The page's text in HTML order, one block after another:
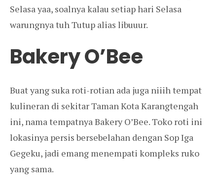
Selasa yaa, soalnya kalau setiap hari Selasa
warungnya tuh Tutup alias libuuur.
Bakery O’Bee
Buat yang suka roti-rotian ada juga niiih tempat
kulineran di sekitar Taman Kota Karangtengah
ini, nama tempatnya Bakery O’Bee. Toko roti ini
lokasinya persis bersebelahan dengan Sop Iga
Gegeku, jadi emang menempati kompleks ruko
yang sama.